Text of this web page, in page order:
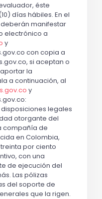
éste
días hábiles. En el
manifestar
electrónico a
y
con copia a
si aceptan o
la
a continuación, al
y
legales
otorgante del
compañía de
en Colombia,
por ciento
con una
de ejecución del
Las pólizas
del soporte de
que la rigen.